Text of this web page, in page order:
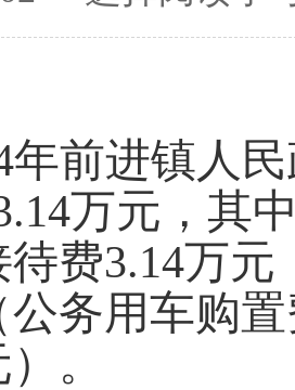
年前进镇人
万元，其
待费3.14万元
公务用车购
。